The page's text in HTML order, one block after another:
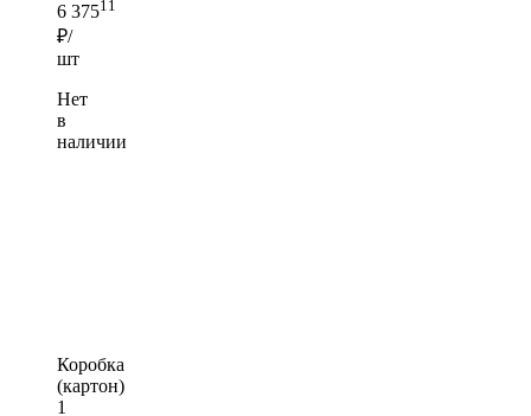
6 37511
₽/
шт
Нет
в
наличии
Коробка
(картон)
1